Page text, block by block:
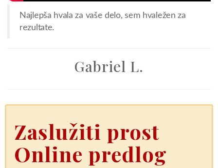
Najlepša hvala za vaše delo, sem hvaležen za
rezultate.
Gabriel L.
Zaslužiti prost
Online predlog